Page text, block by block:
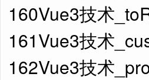
160Vue3技术
161Vue3技术
162Vue3技术